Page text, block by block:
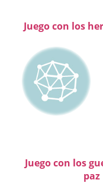
Juego con los
Juego con los
paz